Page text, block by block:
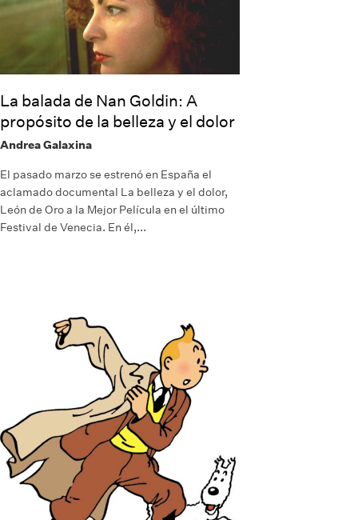
La balada de Nan Goldin: A
propósito de la belleza y el dolor
Andrea Galaxina
El pasado marzo se estrenó en España el
aclamado documental La belleza y el dolor,
León de Oro a la Mejor Película en el último
Festival de Venecia. En él,...